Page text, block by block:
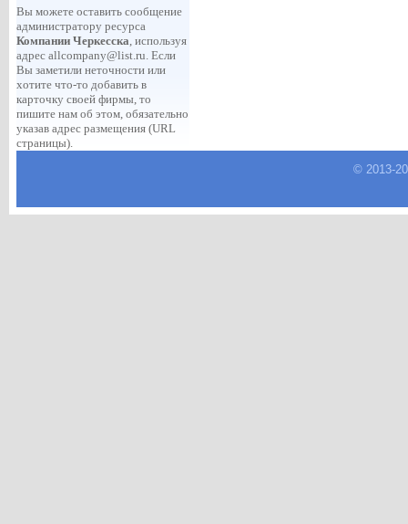
Вы можете оставить сообщение
администратору ресурса
Компании Черкесска, используя
адрес allcompany@list.ru. Если
Вы заметили неточности или
хотите что-то добавить в
карточку своей фирмы, то
пишите нам об этом, обязательно
указав адрес размещения (URL
страницы).
© 2013-